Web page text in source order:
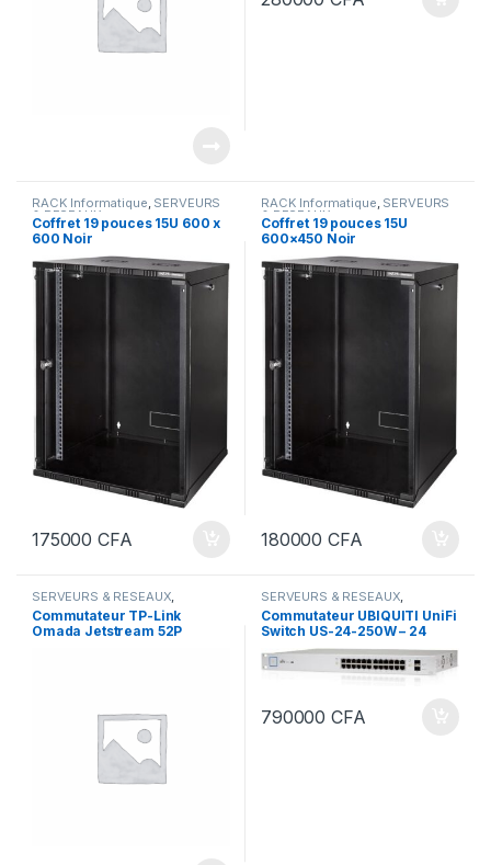
RACK Informatique, SERVEURS
& RESEAUX
Coffret 19 pouces 15U 600 x
600 Noir
175000CFA
RACK Informatique, SERVEURS
& RESEAUX
Coffret 19 pouces 15U
600×450 Noir
180000CFA
SERVEURS & RESEAUX
SWITCH ,TP-LINK
Commutateur TP-Link
Omada Jetstream 52P
SERVEURS & RESEAUX
SWITCH ,UBIQUITI
Commutateur UBIQUITI UniFi
Switch US-24-250W – 24
ports Gigabit Ethernet PoE+
et 2 ports SFP – Montable sur
790000CFA